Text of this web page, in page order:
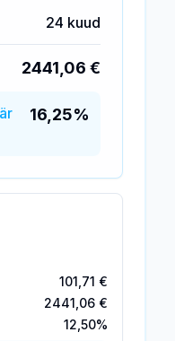
24 kuud
2441,06 €
16,25%
101,71 €
2441,06 €
12,50%